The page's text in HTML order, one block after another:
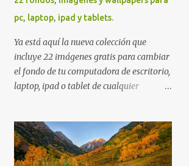
distancia. -José Luis
pc, laptop, ipad y tablets.
Ya está aquí la nueva colección que
incluye 22 imágenes gratis para cambiar
el fondo de tu computadora de escritorio,
laptop, ipad o tablet de cualquier
que seguramente encontrarás más de
una que se adapte a tus preferencias.
Saludos en la distancia. Nos leemos en